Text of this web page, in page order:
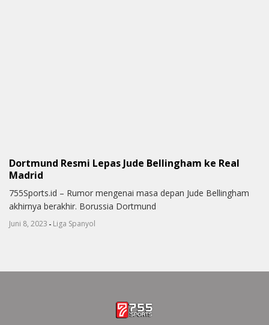
Dortmund Resmi Lepas Jude Bellingham ke Real
Madrid
755Sports.id – Rumor mengenai masa depan Jude Bellingham
akhirnya berakhir. Borussia Dortmund
Juni 8, 2023 - Liga Spanyol